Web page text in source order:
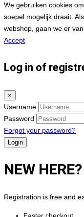
We gebruiken cookies
soepel mogelijk draait.
webshop, gaan we er
Accept
Log in of
×
Username
Password
Forgot your password?
NEW HERE?
Registration is free and
Faster checkout